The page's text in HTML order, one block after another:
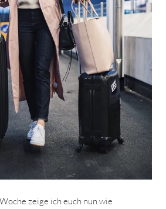
zeige ich euch nun wie